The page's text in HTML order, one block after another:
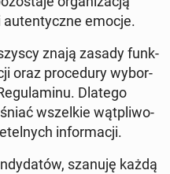
emocje.
znają zasady funk­
oraz pro­ce­du­ry wy­bor­
Dlatego
wszel­kie wąt­pli­wo­
in­for­ma­cji.
szanuję każdą